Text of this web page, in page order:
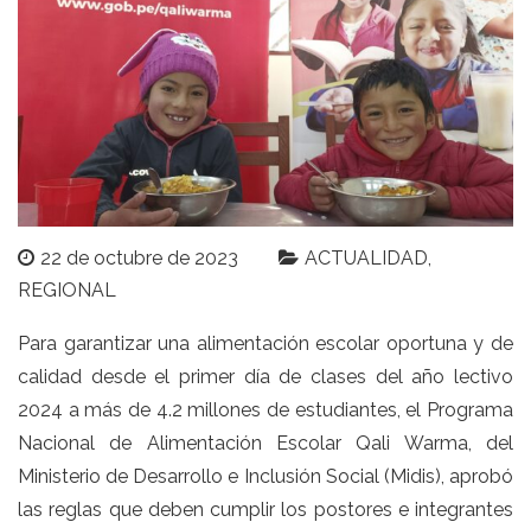
22 de octubre de 2023
ACTUALIDAD
REGIONAL
Para garantizar una alimentación escolar oportuna y de
calidad desde el primer día de clases del año lectivo
2024 a más de 4.2 millones de estudiantes, el Programa
Nacional de Alimentación Escolar Qali Warma, del
Ministerio de Desarrollo e Inclusión Social (Midis), aprobó
las reglas que deben cumplir los postores e integrantes